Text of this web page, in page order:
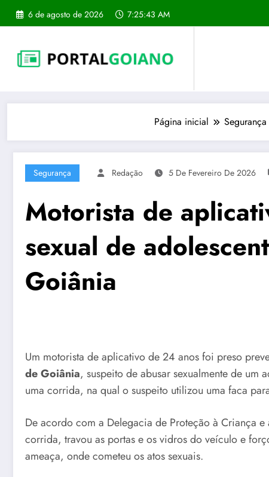
Pular
para
conteúdo
6 de agosto de 2026 7:25:44 AM
Página inicial Segurança
Segurança Redação 5 De Fevereiro De 2026
Motorista de
sexual de
Goiânia
Um motorista de aplicativo de 24 anos foi preso
de Goiânia, suspeito de abusar sexualmente de
uma corrida, na qual o suspeito utilizou uma faca
De acordo com a Delegacia de Proteção à Criança
corrida, travou as portas e os vidros do veículo e
ameaça, onde cometeu os atos sexuais.